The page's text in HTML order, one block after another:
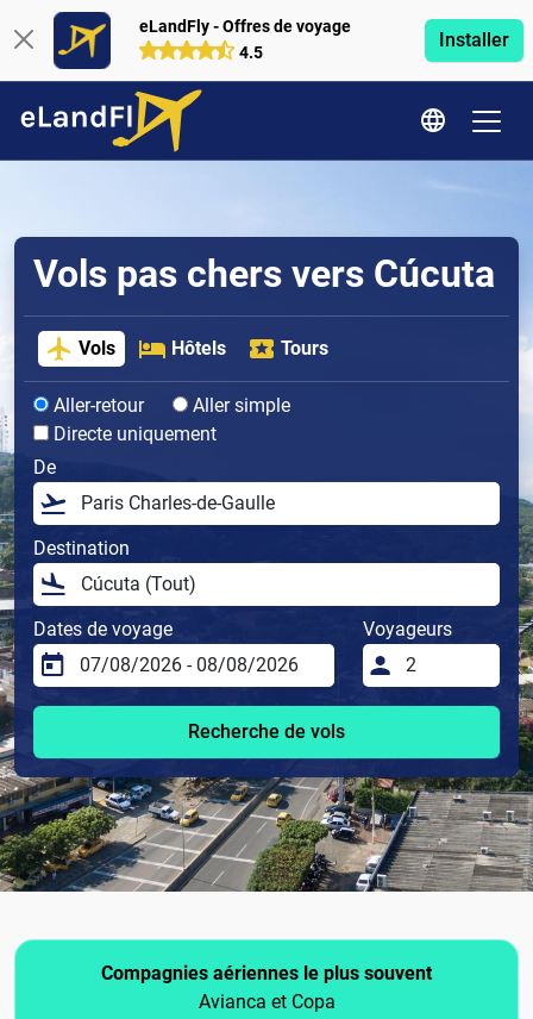
eLandFly - Offres de voyage
4.5
Installer
Vols pas chers vers Cúcuta
Vols Hôtels Tours
Aller-retour
Aller simple
Directe uniquement
De
Destination
Dates de voyage Voyageurs
Recherche de vols
Compagnies aériennes le plus souvent
Avianca et Copa